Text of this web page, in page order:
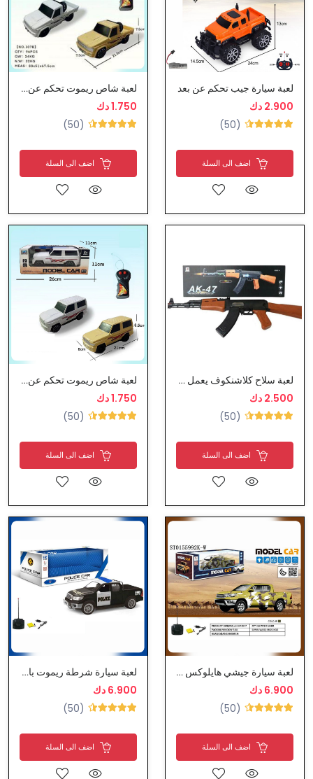
لعبة سيارة جيب تحكم عن بعد
2.900 دك
(50)
اضف الى السلة
لعبة شاص ريموت تحكم عن بعد
1.750 دك
(50)
اضف الى السلة
لعبة سلاح كلاشنكوف يعمل على البطارية
2.500 دك
(50)
اضف الى السلة
لعبة شاص ريموت تحكم عن بعد
1.750 دك
(50)
اضف الى السلة
لعبة سيارة جيشي هايلوكس بالتحكم عن بعد شحن كهرباء
6.900 دك
(50)
اضف الى السلة
لعبة سيارة شرطة ريموت بالتحكم عن بعد شحن كهرباء
6.900 دك
(50)
اضف الى السلة